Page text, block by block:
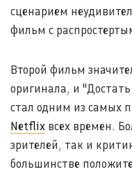
сценарием
фильм с
Второй фильм
оригинала, и
стал одним из самых
Netflix всех времен.
зрителей, так и
большинстве